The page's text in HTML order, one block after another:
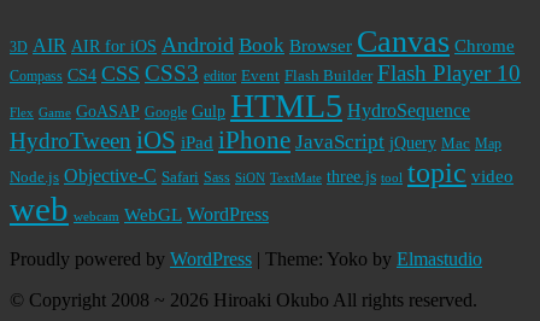
3D AIR AIR for iOS Android Book Browser Canvas Chrome
Compass CS4 CSS CSS3 editor Event Flash Builder Flash Player 10
Flex Game GoASAP Google Gulp HTML5 HydroSequence
HydroTween iOS iPad iPhone JavaScript jQuery Mac Map
Node.js Objective-C Safari Sass SiON TextMate three.js tool topic video
web webcam WebGL WordPress
Proudly powered by WordPress | Theme: Yoko by Elmastudio
© Copyright 2008 ~ 2026 Hiroaki Okubo All rights reserved.